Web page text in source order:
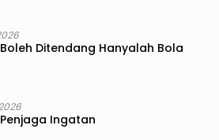
Ditendang Hanyalah Bola
Ingatan